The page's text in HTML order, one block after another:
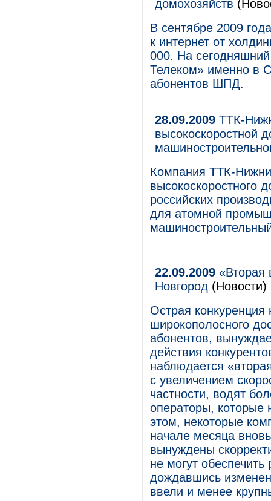
домохозяйств
В сентябре 2009
к интернет от
000. На
Телеком» именно в
абонентов ШПД.
28.09.2009 ТТК-
высокоскоростной
Компания ТТК-
высокоскоростного
российских
для атомной
22.09.2009 «Вторая
Новгород (Новости)
Острая конкуренция
широкополосного
абонентов,
действия
наблюдается
с увеличением
частности, водят
операторы, которые
этом, некоторые
начале месяца
вынуждены
не могут
дождавшись
ввели и менее